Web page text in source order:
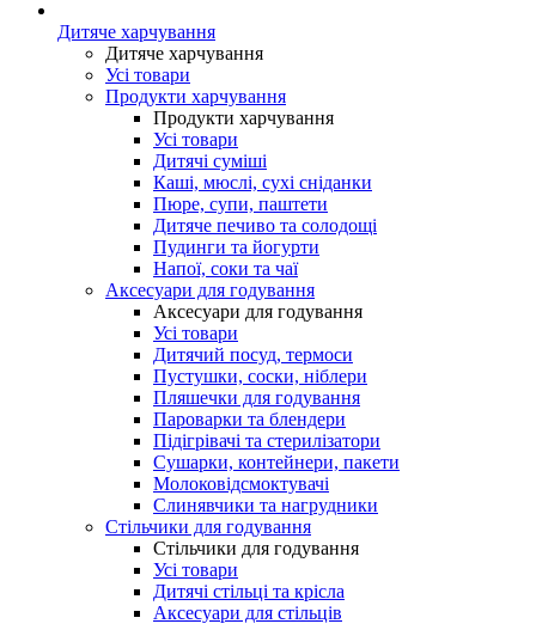
Дитяче харчування
Дитяче харчування
Усі товари
Продукти харчування
Продукти харчування
Усі товари
Дитячі суміші
Каші, мюслі, сухі сніданки
Пюре, супи, паштети
Дитяче печиво та солодощі
Пудинги та йогурти
Напої, соки та чаї
Аксесуари для годування
Аксесуари для годування
Усі товари
Дитячий посуд, термоси
Пустушки, соски, ніблери
Пляшечки для годування
Пароварки та блендери
Підігрівачі та стерилізатори
Сушарки, контейнери, пакети
Молоковідсмоктувачі
Слинявчики та нагрудники
Стільчики для годування
Стільчики для годування
Усі товари
Дитячі стільці та крісла
Аксесуари для стільців